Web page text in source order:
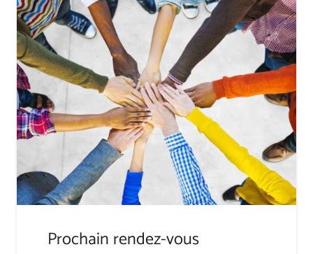
Prochain rendez-vous